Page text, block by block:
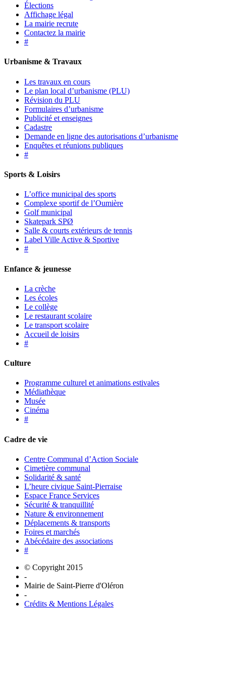
Élections
Affichage légal
La mairie recrute
Contactez la mairie
#
Urbanisme & Travaux
Les travaux en cours
Le plan local d’urbanisme (PLU)
Révision du PLU
Formulaires d’urbanisme
Publicité et enseignes
Cadastre
Demande en ligne des autorisations d’urbanisme
Enquêtes et réunions publiques
#
Sports & Loisirs
L’office municipal des sports
Complexe sportif de l’Oumière
Golf municipal
Skatepark SPØ
Salle & courts extérieurs de tennis
Label Ville Active & Sportive
#
Enfance & jeunesse
La crèche
Les écoles
Le collège
Le restaurant scolaire
Le transport scolaire
Accueil de loisirs
#
Culture
Programme culturel et animations estivales
Médiathèque
Musée
Cinéma
#
Cadre de vie
Centre Communal d’Action Sociale
Cimetière communal
Solidarité & santé
L’heure civique Saint-Pierraise
Espace France Services
Sécurité & tranquillité
Nature & environnement
Déplacements & transports
Foires et marchés
Abécédaire des associations
#
© Copyright 2015
-
Mairie de Saint-Pierre d'Oléron
-
Crédits & Mentions Légales